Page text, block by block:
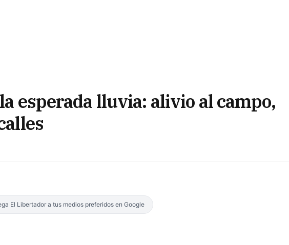
esperada lluvia: alivio al campo,
El Libertador a tus medios preferidos en Google